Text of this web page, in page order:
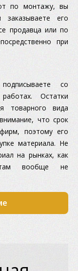
по монтажу, вы
заказываете его
продавца или по
при
со
Остатки
товарного вида
что срок
поэтому его
материала. Не
на рынках, как
там вообще не